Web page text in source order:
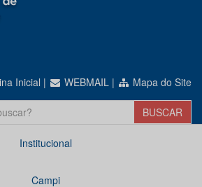
Inicial | WEBMAIL | Mapa do Site
Institucional
Campi